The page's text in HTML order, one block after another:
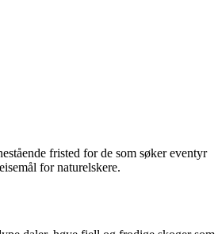
fristed for de som søker eventyr
for naturelskere.